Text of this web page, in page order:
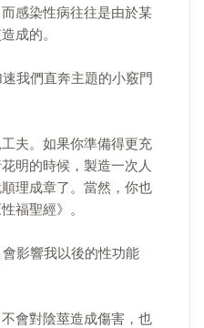
感染性病往往是由於某
成的。
我們直奔主題的小竅門
夫。如果你準備得更充
明的時候，製造一次人
理成章了。當然，你也
福聖經》。
影響我以後的性功能
會對陰莖造成傷害，也